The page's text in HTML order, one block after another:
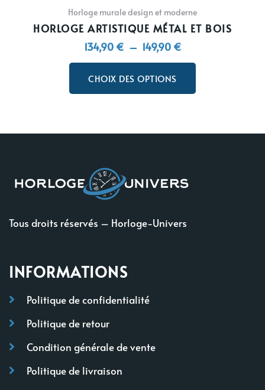
Horloge murale design et moderne
HORLOGE ARTISTIQUE MÉTAL ET BOIS
134,90 € – 149,90 €
CHOIX DES OPTIONS
Tous droits réservés – Horloge-Univers
INFORMATIONS
Politique de confidentialité
Politique de retour
Condition générale de vente
Politique de livraison